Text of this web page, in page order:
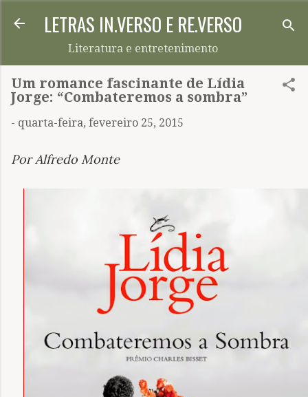
Pular para o conteúdo principal
LETRAS IN.VERSO E RE.VERSO
Literatura e entretenimento
Um romance fascinante de Lídia
Jorge: “Combateremos a sombra”
- quarta-feira, fevereiro 25, 2015
Por Alfredo Monte